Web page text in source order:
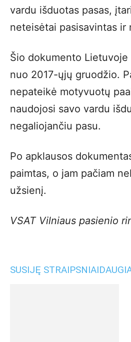
vardu išduotas pasas,
neteisėtai pasisavintas ir
Šio dokumento Lietuvoje
nuo 2017-ųjų gruodžio.
nepateikė motyvuotų
naudojosi savo vardu
negaliojančiu pasu.
Po apklausos
paimtas, o jam pačiam
užsienį.
VSAT Vilniaus pasienio
SUSIJĘ STRAIPSNIAI